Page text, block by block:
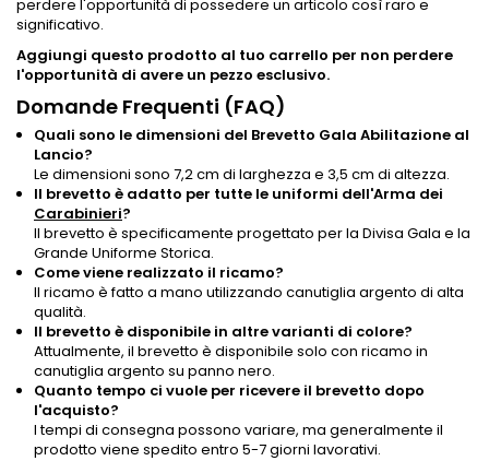
perdere l'opportunità di possedere un articolo così raro e
significativo.
Aggiungi questo prodotto al tuo carrello per non perdere
l'opportunità di avere un pezzo esclusivo.
Domande Frequenti (FAQ)
Quali sono le dimensioni del Brevetto Gala Abilitazione al
Lancio?
Le dimensioni sono 7,2 cm di larghezza e 3,5 cm di altezza.
Il brevetto è adatto per tutte le uniformi dell'Arma dei
Carabinieri?
Il brevetto è specificamente progettato per la Divisa Gala e la
Grande Uniforme Storica.
Come viene realizzato il ricamo?
Il ricamo è fatto a mano utilizzando canutiglia argento di alta
qualità.
Il brevetto è disponibile in altre varianti di colore?
Attualmente, il brevetto è disponibile solo con ricamo in
canutiglia argento su panno nero.
Quanto tempo ci vuole per ricevere il brevetto dopo
l'acquisto?
I tempi di consegna possono variare, ma generalmente il
prodotto viene spedito entro 5-7 giorni lavorativi.